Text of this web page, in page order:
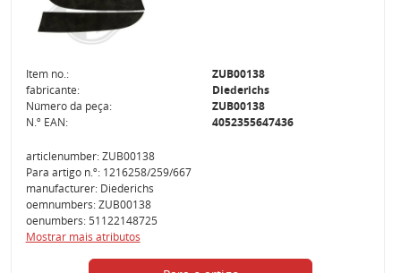
Item no.:
ZUB00138
fabricante:
Diederichs
Número da peça:
ZUB00138
N.º EAN:
4052355647436
articlenumber: ZUB00138
Para artigo n.º: 1216258/259/667
manufacturer: Diederichs
oemnumbers: ZUB00138
oenumbers: 51122148725
Mostrar mais atributos